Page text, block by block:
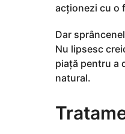
acționezi cu o
Dar
Nu lipsesc
piață pentru a
natural.